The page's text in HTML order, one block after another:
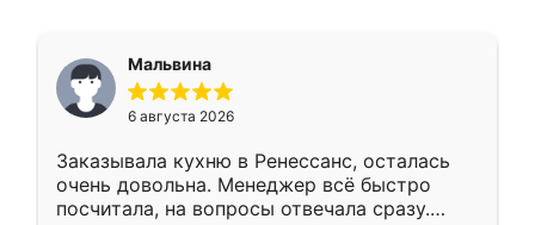
Мальвина
6 августа 2026
Заказывала кухню в Ренессанс, осталась
очень довольна. Менеджер всё быстро
посчитала, на вопросы отвечала сразу.